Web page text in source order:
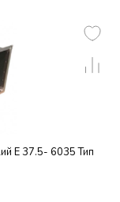
E 37.5- 6035 Тип